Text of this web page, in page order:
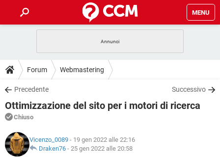
MENU
INTRATTENIMENTO
iOS
INSTAGRAM WHATSAPP
TIKTOK
HARDWARE
GUIDE
COVID-19
iOS
INSTAGRAM
TIKTOK FACEBOOK
DOWNLOAD
COVID-19 GAMING
INTRATTENIMENTO
iOS WINDOWS 10
INSTAGRAM
FORUM
COVID-19
INTRATTENIMENTO ANDROID
GLOSSARIO
COVID-19
Forum Webmastering
Precedente Successivo
Ottimizzazione del sito per i motori di ricerca
Chiuso
Vicenzo_0089 - 19 gen 2022 alle 22:16
Draken76 - 25 gen 2022 alle 20:58